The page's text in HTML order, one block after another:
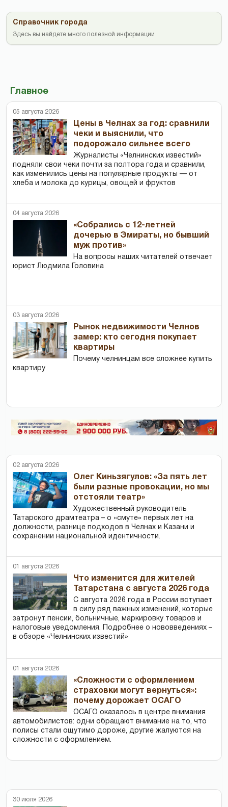
Справочник города
Здесь вы найдете много полезной информации
Главное
05 августа 2026
Цены в Челнах за год: сравнили
чеки и выяснили, что
подорожало сильнее всего
Журналисты «Челнинских известий»
подняли свои чеки почти за полтора года и сравнили,
как изменились цены на популярные продукты — от
хлеба и молока до курицы, овощей и фруктов
04 августа 2026
«Собрались с 12-летней
дочерью в Эмираты, но бывший
муж против»
На вопросы наших читателей отвечает
юрист Людмила Головина
03 августа 2026
Рынок недвижимости Челнов
замер: кто сегодня покупает
квартиры
Почему челнинцам все сложнее купить
квартиру
02 августа 2026
Олег Киньзягулов: «За пять лет
были разные провокации, но мы
отстояли театр»
Художественный руководитель
Татарского драмтеатра – о «смуте» первых лет на
должности, разнице подходов в Челнах и Казани и
сохранении национальной идентичности.
01 августа 2026
Что изменится для жителей
Татарстана с августа 2026 года
С августа 2026 года в России вступает
в силу ряд важных изменений, которые
затронут пенсии, больничные, маркировку товаров и
налоговые уведомления. Подробнее о нововведениях –
в обзоре «Челнинских известий»
01 августа 2026
«Сложности с оформлением
страховки могут вернуться»:
почему дорожает ОСАГО
ОСАГО оказалось в центре внимания
автомобилистов: одни обращают внимание на то, что
полисы стали ощутимо дороже, другие жалуются на
сложности с оформлением.
30 июля 2026